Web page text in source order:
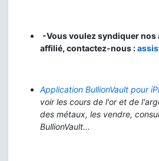
-Vous voulez syndiquer nos
affilié, contactez-nous :
Application BullionVault pour
voir les cours de l'or et de
des métaux, les vendre,
BullionVault...